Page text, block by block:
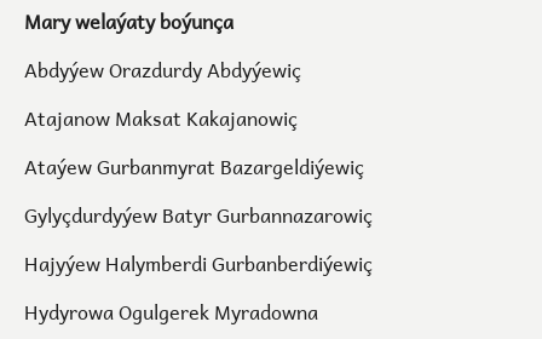
Mary welaýaty boýunça
Abdyýew Orazdurdy Abdyýewiç
Atajanow Maksat Kakajanowiç
Ataýew Gurbanmyrat Bazargeldiýewiç
Gylyçdurdyýew Batyr Gurbannazarowiç
Hajyýew Halymberdi Gurbanberdiýewiç
Hydyrowa Ogulgerek Myradowna